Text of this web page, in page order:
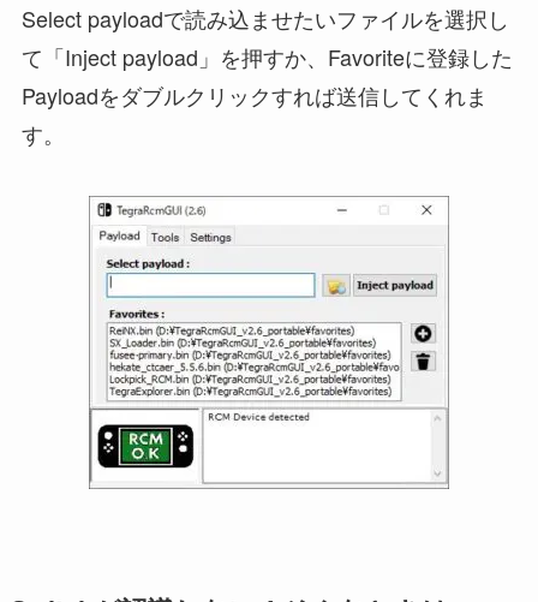
Select payloadで読み込ませたいファイルを選択し
て「Inject payload」を押すか、Favoriteに登録した
Payloadをダブルクリックすれば送信してくれま
す。